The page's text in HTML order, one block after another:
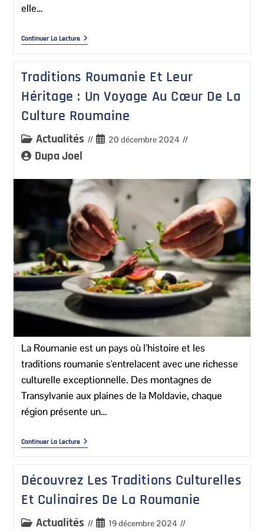
elle…
Continuer La Lecture
Traditions Roumanie Et Leur
Héritage : Un Voyage Au Cœur De La
Culture Roumaine
Actualités 20 décembre 2024
Dupa Joel
La Roumanie est un pays où l’histoire et les
traditions roumanie s'entrelacent avec une richesse
culturelle exceptionnelle. Des montagnes de
Transylvanie aux plaines de la Moldavie, chaque
région présente un…
Continuer La Lecture
Découvrez Les Traditions Culturelles
Et Culinaires De La Roumanie
Actualités 19 décembre 2024